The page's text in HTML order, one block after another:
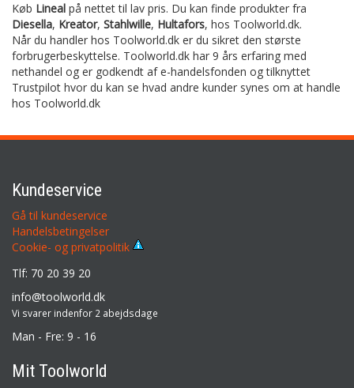
Køb Lineal på nettet til lav pris. Du kan finde produkter fra
Diesella, Kreator, Stahlwille, Hultafors, hos Toolworld.dk.
Når du handler hos Toolworld.dk er du sikret den største
forbrugerbeskyttelse. Toolworld.dk har 9 års erfaring med
nethandel og er godkendt af e-handelsfonden og tilknyttet
Trustpilot hvor du kan se hvad andre kunder synes om at handle
hos Toolworld.dk
Kundeservice
Gå til kundeservice
Handelsbetingelser
Cookie- og privatpolitik
Tlf: 70 20 39 20
info@toolworld.dk
Vi svarer indenfor 2 abejdsdage
Man - Fre: 9 - 16
Mit Toolworld